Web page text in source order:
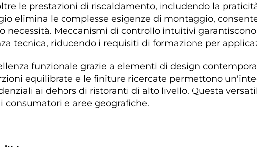
le prestazioni di riscaldamento, includendo la
elimina le complesse esigenze di montaggio,
necessità. Meccanismi di controllo intuitivi
tecnica, riducendo i requisiti di formazione per
funzionale grazie a elementi di design
equilibrate e le finiture ricercate permettono
ai dehors di ristoranti di alto livello. Questa
consumatori e aree geografiche.